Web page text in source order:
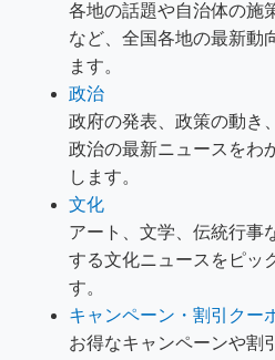
各地の話題や自治体の施
など、全国各地の最新動
ます。
政治
政府の発表、政策の動き
政治の最新ニュースをわ
します。
文化
アート、文学、伝統行事
する文化ニュースをピッ
す。
キャンペーン・割引クー
お得なキャンペーンや割